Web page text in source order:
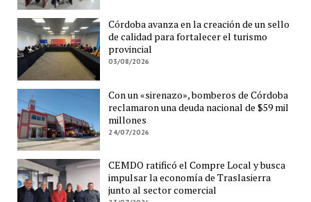
Córdoba avanza en la creación de un sello
de calidad para fortalecer el turismo
provincial
03/08/2026
Con un «sirenazo», bomberos de Córdoba
reclamaron una deuda nacional de $59 mil
millones
24/07/2026
CEMDO ratificó el Compre Local y busca
impulsar la economía de Traslasierra
junto al sector comercial